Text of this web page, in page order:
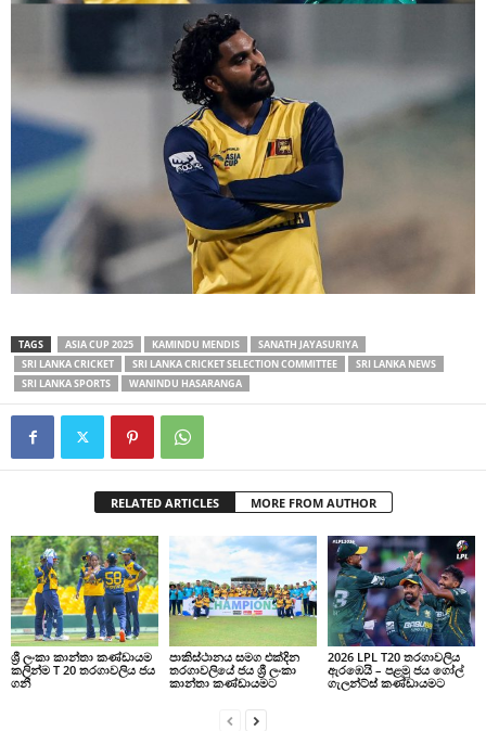
TAGS ASIA CUP 2025 KAMINDU MENDIS
SANATH JAYASURIYA
SRI LANKA CRICKET
SRI LANKA CRICKET SELECTION COMMITTEE
SRI LANKA NEWS
SRI LANKA SPORTS
WANINDU HASARANGA
RELATED ARTICLES MORE FROM AUTHOR
ශ්‍රී ලංකා කාන්තා කණ්ඩායම
කලින්ම T 20 තරගාවලිය ජය
ගනී
පාකිස්ථානය සමග එක්දින
තරගාවලියේ ජය ශ්‍රී ලංකා
කාන්තා කණ්ඩායමට
2026 LPL T20 තරගාවලිය
ඇරඹෙයි – පළමු ජය ගෝල්
ගැලන්ට්ස් කණ්ඩායමට